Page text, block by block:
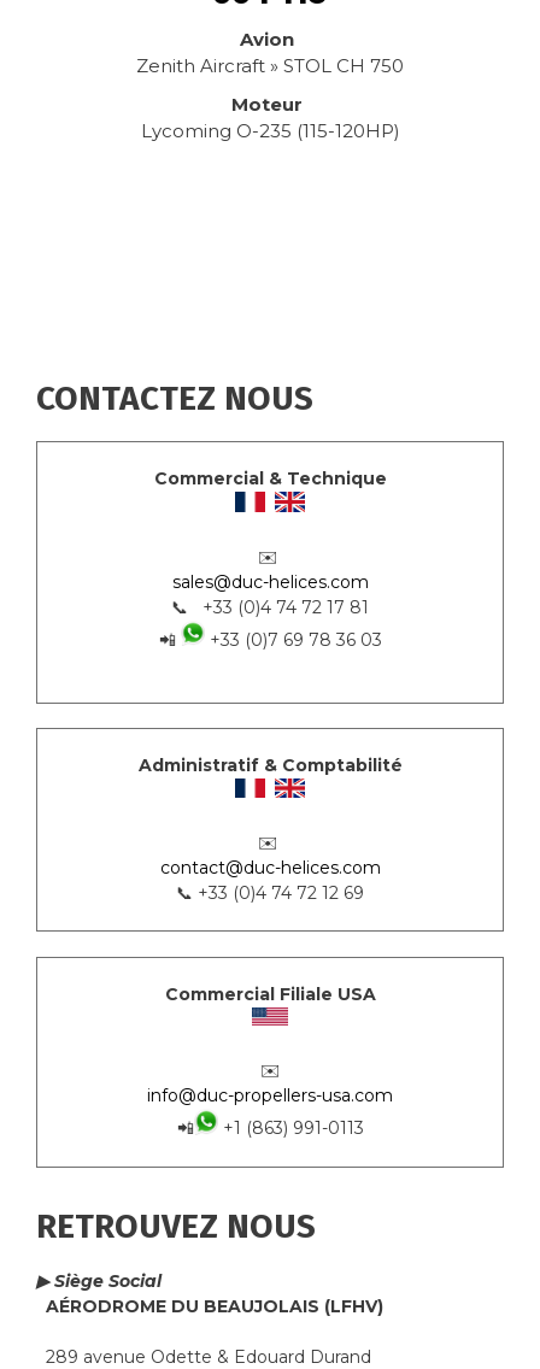
Avion
Zenith Aircraft » STOL CH 750
Moteur
Lycoming O-235 (115-120HP)
CONTACTEZ NOUS
Commercial & Technique
✉️
sales@duc-helices.com
📞 +33 (0)4 74 72 17 81
📲
+33 (0)7 69 78 36 03
Administratif & Comptabilité
✉️
contact@duc-helices.com
📞 +33 (0)4 74 72 12 69
Commercial Filiale USA
✉️
info@duc-propellers-usa.com
📲
+1 (863) 991-0113
RETROUVEZ NOUS
▶ Siège Social
AÉRODROME DU BEAUJOLAIS (LFHV)
289 avenue Odette & Edouard Durand